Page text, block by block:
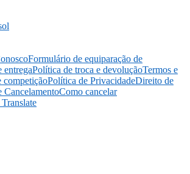
Formulário de equiparação de
entregaPolítica de troca e devoluçãoTermos e
competiçãoPolítica de PrivacidadeDireito de
CancelamentoComo cancelar